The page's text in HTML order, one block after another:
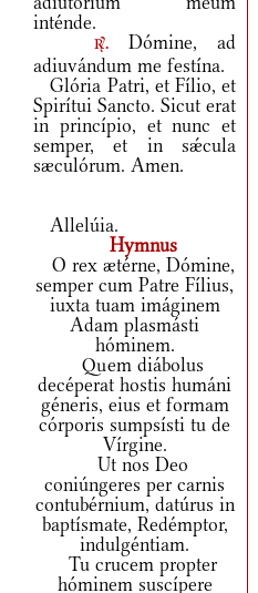
inténde.
r.Dómine, ad
adiuvándum me festína.
Glória Patri, et Fílio, et
Spirítui Sancto. Sicut erat
in princípio, et nunc et
semper, et in sǽcula
sæculórum. Amen.
Allelúia.
Hymnus
O rex ætérne, Dómine,
semper cum Patre Fílius,
iuxta tuam imáginem
Adam plasmásti
hóminem.
Quem diábolus
decéperat hostis humáni
géneris, eius et formam
córporis sumpsísti tu de
Vírgine.
Ut nos Deo
coniúngeres per carnis
contubérnium, datúrus in
baptísmate, Redémptor,
indulgéntiam.
Tu crucem propter
hóminem suscípere